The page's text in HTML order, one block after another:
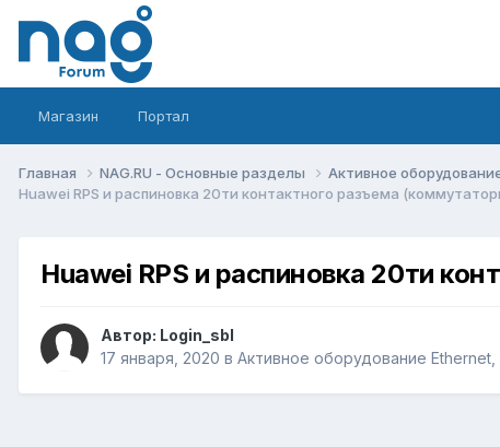
Магазин Портал
Главная NAG.RU - Основные разделы
Активное оборудование
Huawei RPS и распиновка 20ти контактного разъема
Huawei RPS и распиновка 20ти
Автор: Login_sbl
17 января, 2020 в Активное оборудование Ethernet,